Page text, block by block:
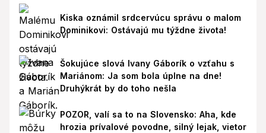
Kiska oznámil srdcervúcu správu o malom
Dominikovi: Ostávajú mu týždne života!
Šokujúce slová Ivany Gáborík o vzťahu s
Mariánom: Ja som bola úplne na dne!
Druhýkrát by do toho nešla
POZOR, valí sa to na Slovensko: Aha, kde
hrozia prívalové povodne, silný lejak, vietor